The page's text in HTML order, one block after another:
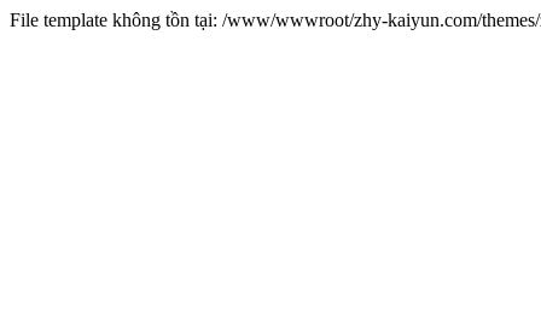
File template không tồn tại: /www/wwwroot/zhy-kaiyun.com/